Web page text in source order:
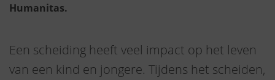
Humanitas.
Een scheiding heeft veel impact op het leven
van een kind en jongere. Tijdens het scheiden,